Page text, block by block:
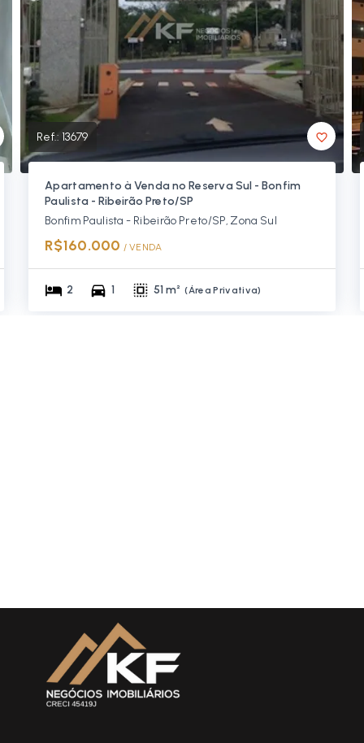
Ref.: 13679
Apartamento à Venda no Reserva Sul - Bonfim
Paulista - Ribeirão Preto/SP
Bonfim Paulista - Ribeirão Preto/SP, Zona Sul
R$160.000 / VENDA
2 1 51 m² (Área Privativa)